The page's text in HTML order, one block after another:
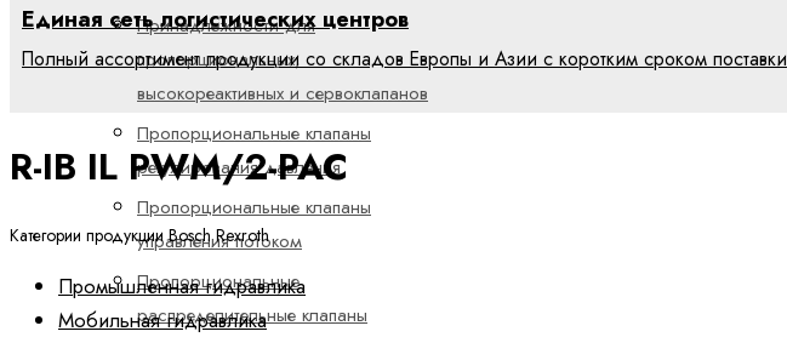
Принадлежности для
пропорциональных,
высокореактивных и сервоклапанов
Пропорциональные клапаны
регулирования давления
Пропорциональные клапаны
управления потоком
Пропорциональные
распределительные клапаны
Единая сеть логистических центров
Полный ассортимент продукции со складов Европы и Азии с коротким сроком поставки
R-IB IL PWM/2-PAC
Категории продукции Bosch Rexroth
Промышленная гидравлика
Мобильная гидравлика